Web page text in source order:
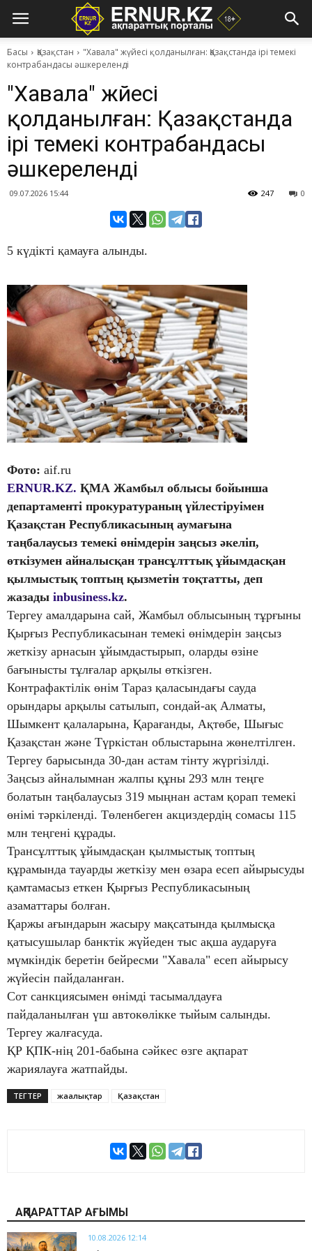
Басы Қазақстан
"Хавала" жүйесі қолданылған: Қазақстанда ірі темекі
контрабандасы әшкереленді
"Хавала" жүйесі
қолданылған: Қазақстанда
ірі темекі контрабандасы
әшкереленді
09.07.2026 15:44 0
247
5 күдікті қамауға алынды.
Фото: aif.ru
ERNUR.KZ. ҚМА Жамбыл облысы бойынша
департаменті прокуратураның үйлестіруімен
Қазақстан Республикасының аумағына
таңбалаусыз темекі өнімдерін заңсыз әкеліп,
өткізумен айналысқан трансұлттық ұйымдасқан
қылмыстық топтың қызметін тоқтатты, деп
жазады inbusiness.kz.
Тергеу амалдарына сай, Жамбыл облысының тұрғыны
Қырғыз Республикасынан темекі өнімдерін заңсыз
жеткізу арнасын ұйымдастырып, оларды өзіне
бағынысты тұлғалар арқылы өткізген.
Контрафактілік өнім Тараз қаласындағы сауда
орындары арқылы сатылып, сондай-ақ Алматы,
Шымкент қалаларына, Қарағанды, Ақтөбе, Шығыс
Қазақстан және Түркістан облыстарына жөнелтілген.
Тергеу барысында 30-дан астам тінту жүргізілді.
Заңсыз айналымнан жалпы құны 293 млн теңге
болатын таңбалаусыз 319 мыңнан астам қорап темекі
өнімі тәркіленді. Төленбеген акциздердің сомасы 115
млн теңгені құрады.
Трансұлттық ұйымдасқан қылмыстық топтың
құрамында тауарды жеткізу мен өзара есеп айырысуды
қамтамасыз еткен Қырғыз Республикасының
азаматтары болған.
Қаржы ағындарын жасыру мақсатында қылмысқа
қатысушылар банктік жүйеден тыс ақша аударуға
мүмкіндік беретін бейресми "Хавала" есеп айырысу
жүйесін пайдаланған.
Сот санкциясымен өнімді тасымалдауға
пайдаланылған үш автокөлікке тыйым салынды.
Тергеу жалғасуда.
ҚР ҚПК-нің 201-бабына сәйкес өзге ақпарат
жариялауға жатпайды.
ТЕГТЕР жаңалықтар Қазақстан
АҚПАРАТТАР АҒЫМЫ
10.08.2026 12:14